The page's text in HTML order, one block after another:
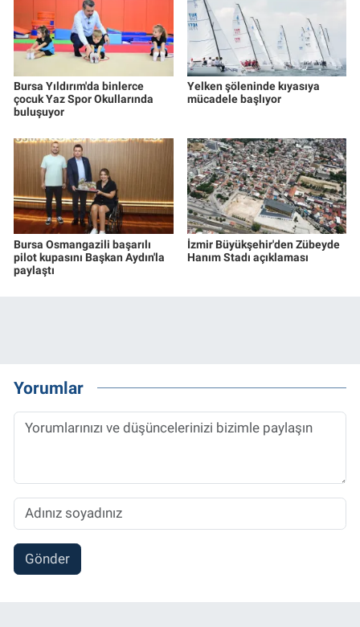
Bursa Yıldırım'da binlerce
çocuk Yaz Spor Okullarında
buluşuyor
Yelken şöleninde kıyasıya
mücadele başlıyor
Bursa Osmangazili başarılı
pilot kupasını Başkan Aydın'la
paylaştı
İzmir Büyükşehir'den Zübeyde
Hanım Stadı açıklaması
Yorumlar
Gönder